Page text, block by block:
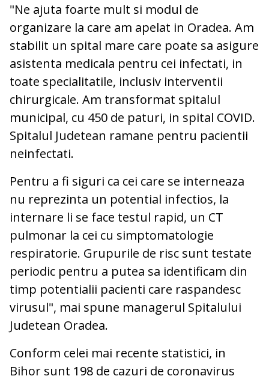
"Ne ajuta foarte mult si modul de
organizare la care am apelat in Oradea. Am
stabilit un spital mare care poate sa asigure
asistenta medicala pentru cei infectati, in
toate specialitatile, inclusiv interventii
chirurgicale. Am transformat spitalul
municipal, cu 450 de paturi, in spital COVID.
Spitalul Judetean ramane pentru pacientii
neinfectati.
Pentru a fi siguri ca cei care se interneaza
nu reprezinta un potential infectios, la
internare li se face testul rapid, un CT
pulmonar la cei cu simptomatologie
respiratorie. Grupurile de risc sunt testate
periodic pentru a putea sa identificam din
timp potentialii pacienti care raspandesc
virusul", mai spune managerul Spitalului
Judetean Oradea.
Conform celei mai recente statistici, in
Bihor sunt 198 de cazuri de coronavirus